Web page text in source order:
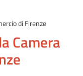
di Firenze
Camera